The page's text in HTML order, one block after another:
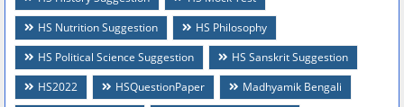
HS Nutrition Suggestion
HS Philosophy
HS Political Science Suggestion
HS Sanskrit Suggestion
HS2022
HSQuestionPaper
Madhyamik Bengali